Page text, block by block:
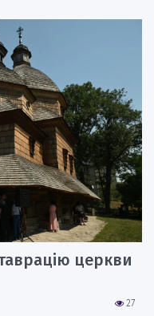
церкви
27